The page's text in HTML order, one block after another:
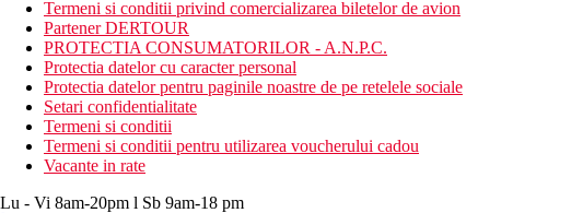
Termeni si conditii privind comercializarea biletelor de avion
Partener DERTOUR
PROTECTIA CONSUMATORILOR - A.N.P.C.
Protectia datelor cu caracter personal
Protectia datelor pentru paginile noastre de pe retelele sociale
Setari confidentialitate
Termeni si conditii
Termeni si conditii pentru utilizarea voucherului cadou
Vacante in rate
Lu - Vi 8am-20pm l Sb 9am-18 pm